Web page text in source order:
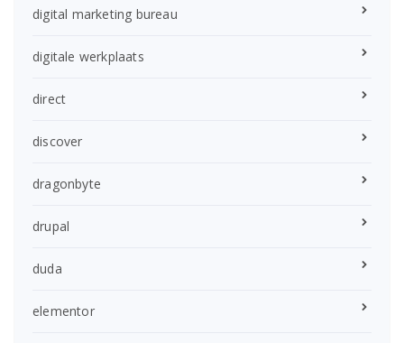
digital marketing bureau
digitale werkplaats
direct
discover
dragonbyte
drupal
duda
elementor